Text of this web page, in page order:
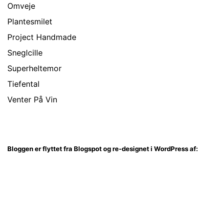
Omveje
Plantesmilet
Project Handmade
Sneglcille
Superheltemor
Tiefental
Venter På Vin
Bloggen er flyttet fra Blogspot og re-designet i WordPress af: